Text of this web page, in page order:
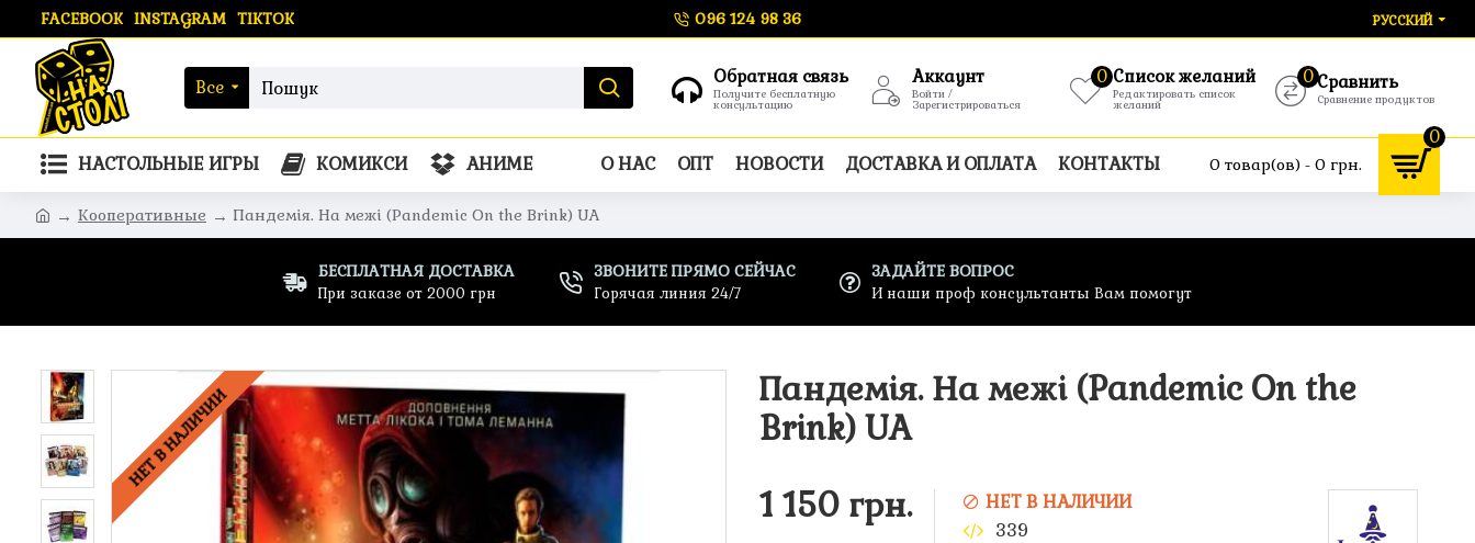
FACEBOOK INSTAGRAM TIKTOK 096 124 98 36 РУССКИЙ
Все
Обратная связь
Получите бесплатную
консультацию
Аккаунт
Войти /
Зарегистрироваться
Список желаний
Редактировать список
желаний
0 Сравнить
Сравнение продуктов
0
НАСТОЛЬНЫЕ ИГРЫ КОМИКСИ АНИМЕ О НАС ОПТ НОВОСТИ ДОСТАВКА И ОПЛАТА КОНТАКТЫ 0 товар(ов) - 0 грн.
0
Кооперативные Пандемія. На межі (Pandemic On the Brink) UA
БЕСПЛАТНАЯ ДОСТАВКА
При заказе от 2000 грн
ЗВОНИТЕ ПРЯМО СЕЙЧАС
Горячая линия 24/7
ЗАДАЙТЕ ВОПРОС
И наши проф консультанты Вам помогут
НЕТ В НАЛИЧИИ
Пандемія. На межі (Pandemic On the
Brink) UA
1 150 грн.
НЕТ В НАЛИЧИИ
339